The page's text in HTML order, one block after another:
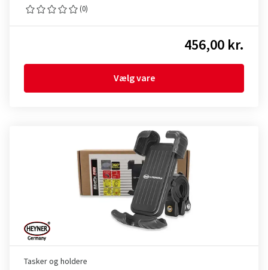
(0)
456,00 kr.
Vælg vare
Tasker og holdere